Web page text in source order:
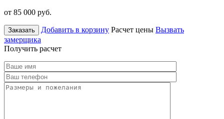
от 85 000 руб.
Заказать Добавить в корзину Расчет цены Вызвать
замерщика
Получить расчет